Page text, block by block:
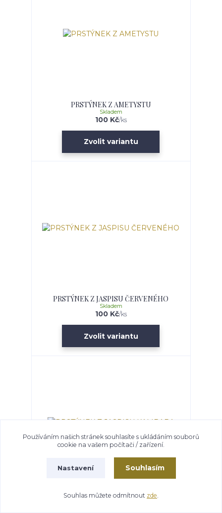
PRSTÝNEK Z AMETYSTU
100 Kč/ks
Skladem
Zvolit variantu
PRSTÝNEK Z JASPISU ČERVENÉHO
100 Kč/ks
Skladem
Zvolit variantu
PRSTÝNEK Z JASPISU KAMBABA
Používáním našich stránek souhlasíte s ukládáním souborů
cookie na vašem počítači / zařízení.
Nastavení Souhlasím
Souhlas můžete odmítnout zde